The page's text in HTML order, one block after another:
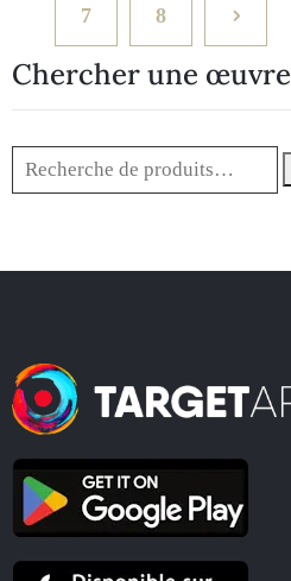
7 8
Chercher une œuvre